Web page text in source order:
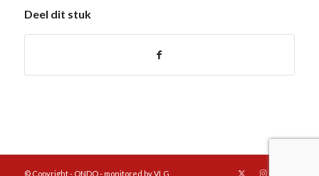
Deel dit stuk
© Copyright - ONDO - monitored by VLG